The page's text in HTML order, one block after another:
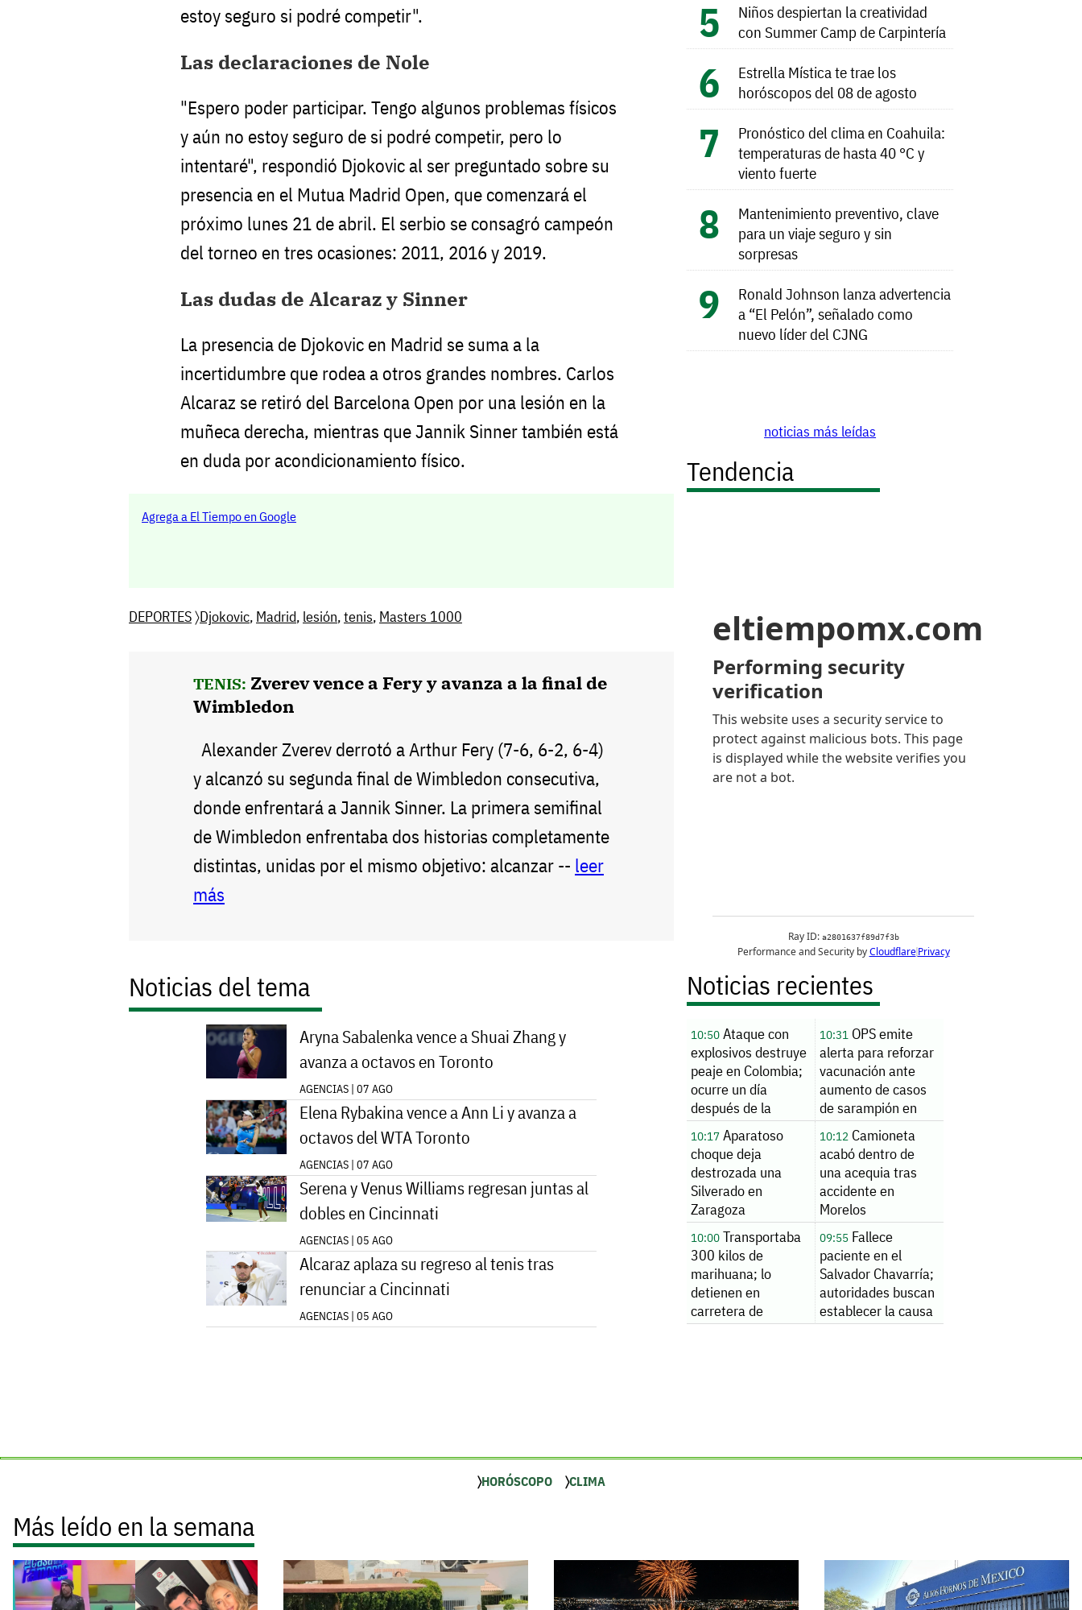
estoy seguro si podré competir".
Las declaraciones de Nole
"Espero poder participar. Tengo algunos problemas físicos
y aún no estoy seguro de si podré competir, pero lo
intentaré", respondió Djokovic al ser preguntado sobre su
presencia en el Mutua Madrid Open, que comenzará el
próximo lunes 21 de abril. El serbio se consagró campeón
del torneo en tres ocasiones: 2011, 2016 y 2019.
Las dudas de Alcaraz y Sinner
La presencia de Djokovic en Madrid se suma a la
incertidumbre que rodea a otros grandes nombres. Carlos
Alcaraz se retiró del Barcelona Open por una lesión en la
muñeca derecha, mientras que Jannik Sinner también está
en duda por acondicionamiento físico.
Agrega a El Tiempo en Google
DEPORTES〉Djokovic, Madrid, lesión,tenis, Masters 1000
TENIS: Zverev vence a Fery y avanza a la final de
Wimbledon
Alexander Zverev derrotó a Arthur Fery (7-6, 6-2, 6-4)
y alcanzó su segunda final de Wimbledon consecutiva,
donde enfrentará a Jannik Sinner. La primera semifinal
de Wimbledon enfrentaba dos historias completamente
distintas, unidas por el mismo objetivo: alcanzar -- leer
más
Noticias del tema
Aryna Sabalenka vence a Shuai Zhang y
avanza a octavos en Toronto
AGENCIAS | 07 AGO
Elena Rybakina vence a Ann Li y avanza a
octavos del WTA Toronto
AGENCIAS | 07 AGO
Serena y Venus Williams regresan juntas al
dobles en Cincinnati
AGENCIAS | 05 AGO
Alcaraz aplaza su regreso al tenis tras
renunciar a Cincinnati
AGENCIAS | 05 AGO
Niños despiertan la creatividad
con Summer Camp de Carpintería
Estrella Mística te trae los
horóscopos del 08 de agosto
Pronóstico del clima en Coahuila:
temperaturas de hasta 40 °C y
viento fuerte
Mantenimiento preventivo, clave
para un viaje seguro y sin
sorpresas
Ronald Johnson lanza advertencia
a “El Pelón”, señalado como
nuevo líder del CJNG
noticias más leídas
Tendencia
Noticias recientes
10:50 Ataque con
explosivos destruye
peaje en Colombia;
ocurre un día
después de la
investidura
presidencial
10:31OPS emite
alerta para reforzar
vacunación ante
aumento de casos
de sarampión en
América
10:17 Aparatoso
choque deja
destrozada una
Silverado en
Zaragoza
10:12Camioneta
acabó dentro de
una acequia tras
accidente en
Morelos
10:00 Transportaba
300 kilos de
marihuana; lo
detienen en
carretera de
Tabasco
09:55Fallece
paciente en el
Salvador Chavarría;
autoridades buscan
establecer la causa
HORÓSCOPO CLIMA
Más leído en la semana